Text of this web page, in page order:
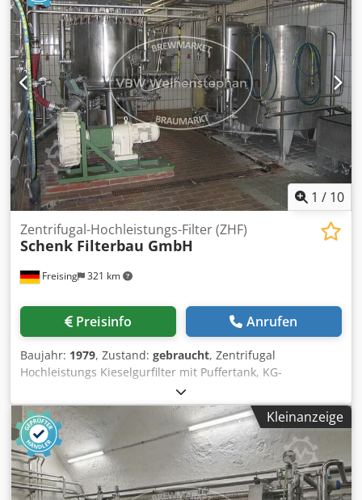
Kieselgurfilter; Baujahre 1979 - 2010 Kapazität ca.: 850 hl/h
Kieselgurfilter - Filterfläche ca. 174 - 242m2 Betriebsdruck:
8 bar Leistung: 6 kW Spannung: 220/380 V Frequenz: 50 Hz
Länge: 10100 mm Breite: 1320 mm Höhe: 1750 mm
Formate: Quadratische Filterelemente Lagenbilder:
Vertikale Reihenanordnung der Filterelemente Bedienung /
Steuerung: Eingebautes elektrisches Schaltpult Material:
Edelstahl Cedpfx Aoxbn Ntjl Nsha Lage / Position:
Horizontal Basiskonstruktion: Gestell Ausstattung:
Filterplatten; Filterrahmen; Auffangwanne mit
Austragschnecke; hydraulische Filterschichtenanpressung;
Schlauchpumpe
1 / 10
Freising 321 km
Zentrifugal-Hochleistungs-Filter (ZHF)
Schenk Filterbau GmbH
Preisinfo Anrufen
Baujahr: 1979, Zustand: gebraucht, Zentrifugal
Hochleistungs Kieselgurfilter mit Puffertank, KG-
Dosagegefäß und Schlauchpumpe. Maschine (Zusatz):
Kieselgurfilter Chsdjvcqmbepfx Al Nsa Kapazität ca.: 110
hl/h Kesselinhalt: 1550 l Betriebsdruck: 9 bar
Betriebstemperatur: 100 °C Bedienung / Steuerung:
Schaltschrank mit Bedientasten Material: Edelstahl
Ausstattung: Kieselgurdosagegefäß, 14,26 hl;
Schlauchpumpe Peripherie: Puffertank, Behälter
Kleinanzeige